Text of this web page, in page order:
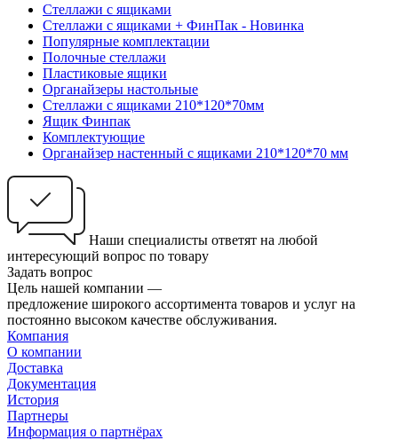
Стеллажи с ящиками
Стеллажи с ящиками + ФинПак - Новинка
Популярные комплектации
Полочные стеллажи
Пластиковые ящики
Органайзеры настольные
Стеллажи с ящиками 210*120*70мм
Ящик Финпак
Комплектующие
Органайзер настенный с ящиками 210*120*70 мм
Наши специалисты ответят на любой
интересующий вопрос по товару
Задать вопрос
Цель нашей компании —
предложение широкого ассортимента товаров и услуг на
постоянно высоком качестве обслуживания.
Компания
О компании
Доставка
Документация
История
Партнеры
Информация о партнёрах